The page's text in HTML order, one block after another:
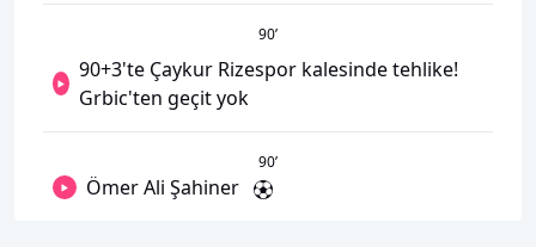
90’
90+3'te Çaykur Rizespor kalesinde tehlike!
Grbic'ten geçit yok
90’
Ömer Ali Şahiner